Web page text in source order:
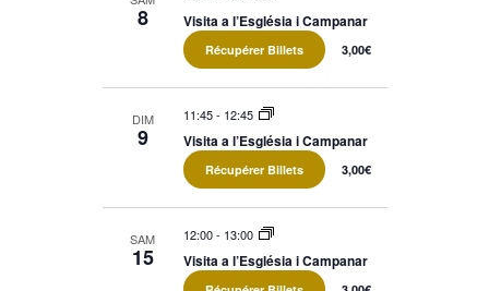
8 Visita a l’Església i Campanar
Récupérer Billets 3,00€
DIM
9
11:45- 12:45
Visita a l’Església i Campanar
Récupérer Billets 3,00€
SAM
15
12:00- 13:00
Visita a l’Església i Campanar